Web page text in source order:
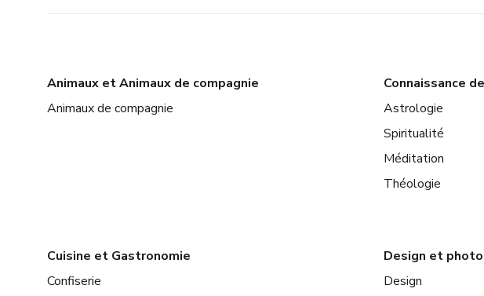
Animaux et Animaux de compagnie
Animaux de compagnie
Connaissance
Astrologie
Spiritualité
Méditation
Théologie
Cuisine et Gastronomie
Confiserie
Design et
Design